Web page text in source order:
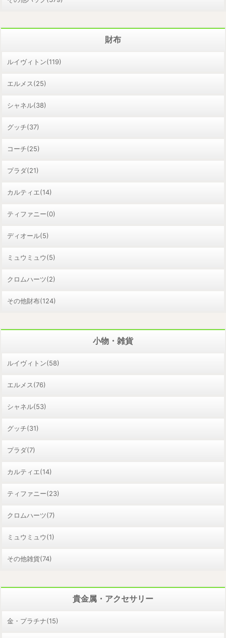
財布
ルイヴィトン(119)
エルメス(25)
シャネル(38)
グッチ(37)
コーチ(25)
プラダ(21)
カルティエ(14)
ティファニー(0)
ディオール(5)
ミュウミュウ(5)
クロムハーツ(2)
その他財布(124)
小物・雑貨
ルイヴィトン(58)
エルメス(76)
シャネル(53)
グッチ(31)
プラダ(7)
カルティエ(14)
ティファニー(23)
クロムハーツ(7)
ミュウミュウ(1)
その他雑貨(74)
貴金属・アクセサリー
金・プラチナ(15)